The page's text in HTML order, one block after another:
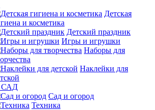
Детская
и косметика
Детский праздник
Игры и игрушки
Наборы для
Наклейки для
Сад и огород
Техника